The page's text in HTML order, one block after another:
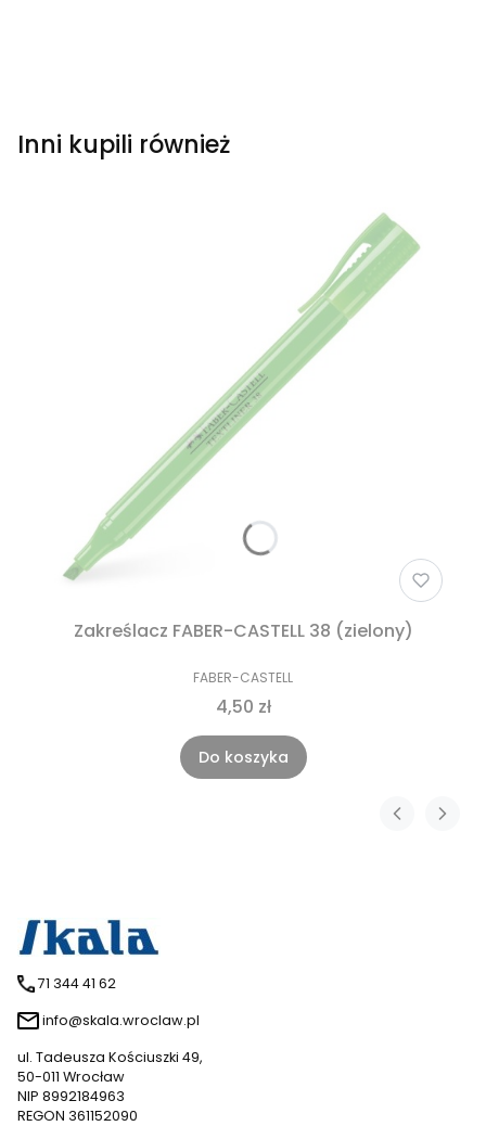
Inni kupili również
Zakreślacz FABER-CASTELL 38 (zielony)
FABER-CASTELL
4,50 zł
Do koszyka
71 344 41 62
info@skala.wroclaw.pl
ul. Tadeusza Kościuszki 49,
50-011 Wrocław
NIP 8992184963
REGON 361152090